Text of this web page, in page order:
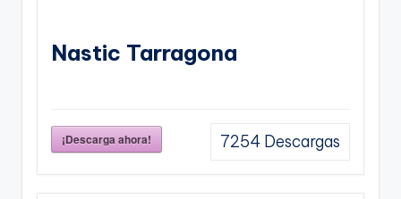
Nastic Tarragona
¡Descarga ahora! 7254 Descargas